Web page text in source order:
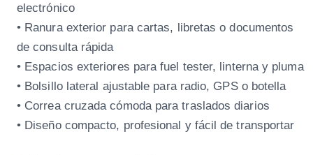
electrónico
• Ranura exterior para cartas, libretas o documentos
de consulta rápida
• Espacios exteriores para fuel tester, linterna y pluma
• Bolsillo lateral ajustable para radio, GPS o botella
• Correa cruzada cómoda para traslados diarios
• Diseño compacto, profesional y fácil de transportar